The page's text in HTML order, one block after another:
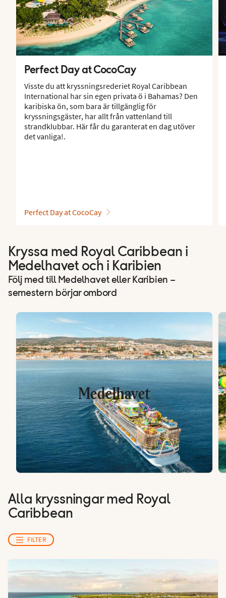
Perfect Day at CocoCay
Visste du att kryssningsrederiet Royal Caribbean
International har sin egen privata ö i Bahamas? Den
karibiska ön, som bara är tillgänglig för
kryssningsgäster, har allt från vattenland till
strandklubbar. Här får du garanterat en dag utöver
det vanliga!.
Perfect Day at CocoCay
Kryssa med Royal Caribbean i
Medelhavet och i Karibien
Följ med till Medelhavet eller Karibien –
semestern börjar ombord
Medelhavet
Alla kryssningar med Royal
Caribbean
FILTER